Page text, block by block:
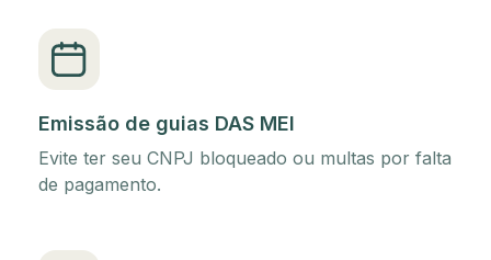
Emissão de guias DAS MEI
Evite ter seu CNPJ bloqueado ou multas por falta
de pagamento.